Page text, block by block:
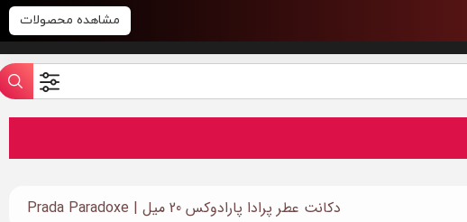
مشاهده محصولات
دکانت عطر پرادا پارادوکس 20 میل | Prada Paradoxe